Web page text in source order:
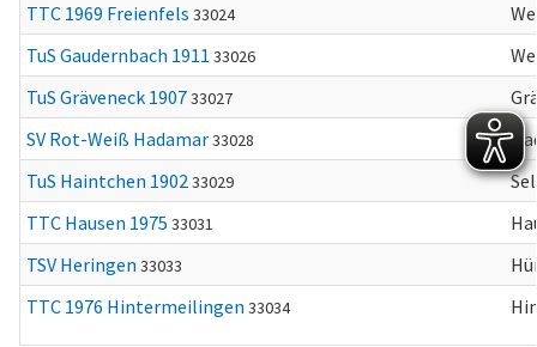
TTC 1969 Freienfels 33024
TuS Gaudernbach 1911 33026
TuS Gräveneck 190733027
SV Rot-Weiß Hadamar33028
TuS Haintchen 190233029
TTC Hausen 1975 33031
TSV Heringen 33033
TTC 1976 Hintermeilingen 33034